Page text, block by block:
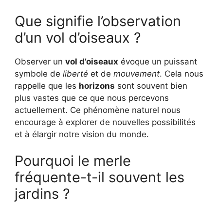
Que signifie l’observation
d’un vol d’oiseaux ?
Observer un vol d’oiseaux évoque un puissant
symbole de liberté et de mouvement. Cela nous
rappelle que les horizons sont souvent bien
plus vastes que ce que nous percevons
actuellement. Ce phénomène naturel nous
encourage à explorer de nouvelles possibilités
et à élargir notre vision du monde.
Pourquoi le merle
fréquente-t-il souvent les
jardins ?